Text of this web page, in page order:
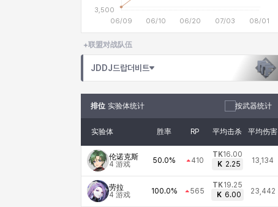
联盟对战队伍
JDDJ드랍더비트
排位 实验体统计 按武器统计
实验体 胜率 RP 平均击杀 平均伤害
伦诺克斯
4 游戏 50.0% 410
TK16.00
K 2.25 13,134
劳拉
4 游戏 100.0% 565
TK19.25
K 6.00 23,442